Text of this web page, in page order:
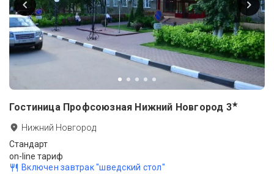
Гостиница Профсоюзная Нижний Новгород 3★
Нижний Новгород
Стандарт
on-line тариф
Включен завтрак "шведский стол"